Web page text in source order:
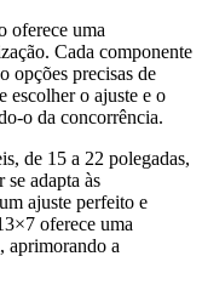
oferece uma
Cada componente
opções precisas de
escolher o ajuste e o
o da concorrência.
de 15 a 22 polegadas,
adapta às
ajuste perfeito e
oferece uma
aprimorando a